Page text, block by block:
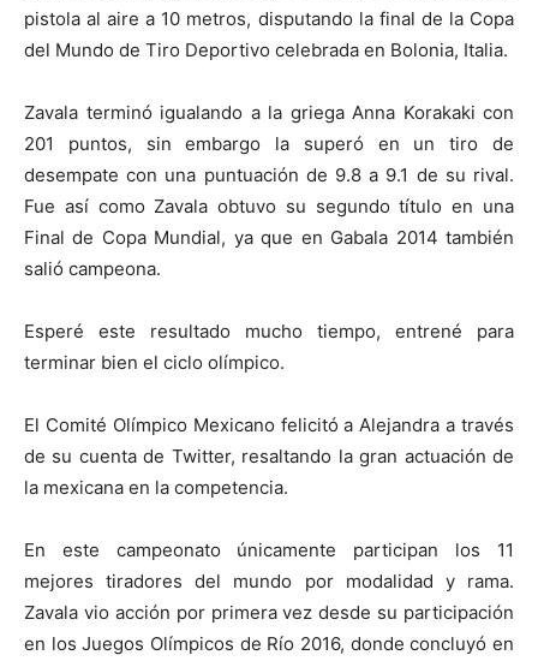
pistola al aire a 10 metros, disputando la final de la Copa
del Mundo de Tiro Deportivo celebrada en Bolonia, Italia.
Zavala terminó igualando a la griega Anna Korakaki con
201 puntos, sin embargo la superó en un tiro de
desempate con una puntuación de 9.8 a 9.1 de su rival.
Fue así como Zavala obtuvo su segundo título en una
Final de Copa Mundial, ya que en Gabala 2014 también
salió campeona.
Esperé este resultado mucho tiempo, entrené para
terminar bien el ciclo olímpico.
El Comité Olímpico Mexicano felicitó a Alejandra a través
de su cuenta de Twitter, resaltando la gran actuación de
la mexicana en la competencia.
En este campeonato únicamente participan los 11
mejores tiradores del mundo por modalidad y rama.
Zavala vio acción por primera vez desde su participación
en los Juegos Olímpicos de Río 2016, donde concluyó en